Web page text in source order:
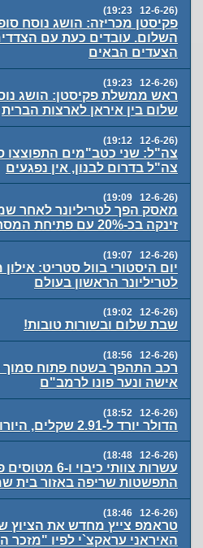
(12-6-26 19:23)
פקיסטן מכריזה: הושג נוסח
השלום. עובדים כעת עם
הצעדים הבאים
(12-6-26 19:23)
ראש ממשלת פקיסטן: הושג
שלום בין איראן לארצות הברית
(12-6-26 19:12)
צה"ל: שני כטב"מים התפוצצו
צה"ל בדרום לבנון, אין נפגעים
(12-6-26 19:09)
מאסק הפך לטריליונר לאחר
זינקה בכ-20% עם פתיחת המסחר
(12-6-26 19:07)
יום היסטורי בוול סטריט:
לטריליונר הראשון בעולם
(12-6-26 19:02)
שבת שלום ובשורות טובות!
(12-6-26 18:56)
רכב התהפך בשטח פתוח סמוך
אישה ונער פונו לרמב"ם
(12-6-26 18:52)
הדולר יורד ל-2.91 שקלים, היורו נופל ל-3.37
(12-6-26 18:48)
עשרות צוותי
התפשטות שריפה באזור בית
(12-6-26 18:46)
טראמפ צייץ מחדש את הציוץ
האיראני עראקצ`י לפיו "מזכר